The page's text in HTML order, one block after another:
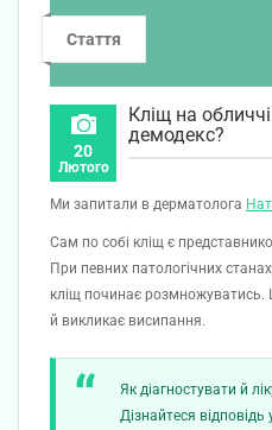
Стаття
20
Лютого
Кліщ на
демодекс?
Ми запитали в дерматолога
Сам по собі кліщ є
При певних патологічних
кліщ починає розмножуватись.
й викликає висипання.
Як діагностувати й
Дізнайтеся відповідь